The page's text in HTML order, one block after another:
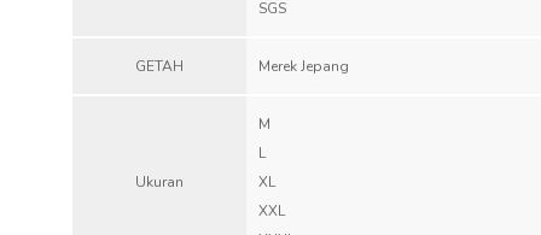
SGS
GETAH Merek Jepang
Ukuran
M
L
XL
XXL